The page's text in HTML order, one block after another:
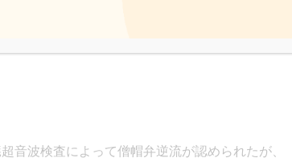
たら年に一度程度の定期検査が推奨されます。
音波検査によって僧帽弁逆流が認められたが、